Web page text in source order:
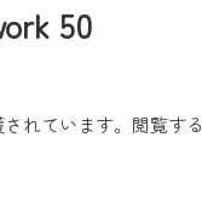
50
れています。閲覧す